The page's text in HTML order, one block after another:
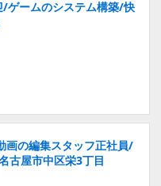
ゲームのシステム構築/快
画の編集スタッフ正社員/
古屋市中区栄3丁目